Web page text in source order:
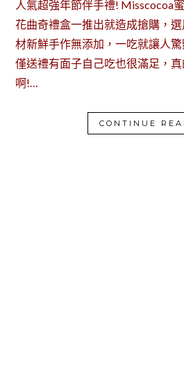
人氣超強年節伴手禮! Misscocoa
花曲奇禮盒一推出就造成搶購，
材新鮮手作無添加，一吃就讓人
僅送禮有面子自己吃也很滿足，
啊!…
CONTINUE